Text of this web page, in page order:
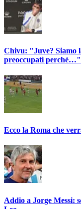
Chivu: "Juve? Siamo
preoccupati perché…"
Ecco la Roma che
Addio a Jorge Messi: